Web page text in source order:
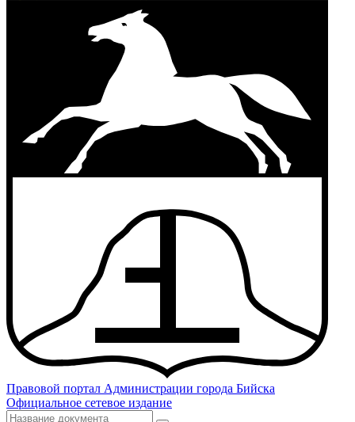
Правовой портал Администрации города Бийска
Официальное сетевое издание